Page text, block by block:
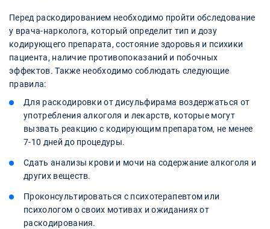
Перед раскодированием необходимо пройти обследование
у врача-нарколога, который определит тип и дозу
кодирующего препарата, состояние здоровья и психики
пациента, наличие противопоказаний и побочных
эффектов. Также необходимо соблюдать следующие
правила:
Для раскодировки от дисульфирама воздержаться от
употребления алкоголя и лекарств, которые могут
вызвать реакцию с кодирующим препаратом, не менее
7-10 дней до процедуры.
Сдать анализы крови и мочи на содержание алкоголя и
других веществ.
Проконсультироваться с психотерапевтом или
психологом о своих мотивах и ожиданиях от
раскодирования.